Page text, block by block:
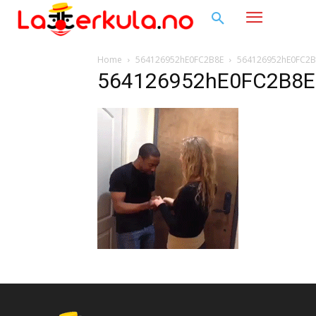
Home 564126952hE0FC2B8E
564126952hE0FC2B8E